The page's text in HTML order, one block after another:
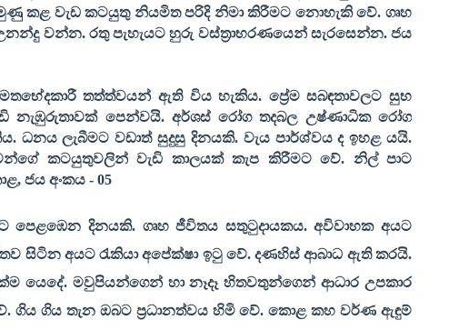
කළ වැඩ කටයුතු නියමිත පරිදි නිමා කිරීමට නොහැකි වේ. ගෘහ
වන්න. රතු පැහැයට හුරු වස්ත්‍රාභරණයෙන් සැරසෙන්න. ජය
තත්ත්වයන් ඇති විය හැකිය. ප්‍රේම සබඳතාවලට සුභ
පෙන්වයි. අර්ශස් රෝග තදබල උෂ්ණාධික රෝග
ධනය ලැබීමට වඩාත් සුදුසු දිනයකි. වැය පාර්ශ්වය ද ඉහළ යයි.
කටයුතුවලින් වැඩි කාලයක් කැප කිරීමට වේ. නිල් පාට
, ජය අංකය - 05
දිනයකි. ගෘහ ජීවිතය සතුටුදායකය. අවිවාහක අයට
සිටින අයට රැකියා අපේක්ෂා ඉටු වේ. දණහිස් ආබාධ ඇති කරයි.
යෙදේ. මවුපියන්ගෙන් හා නෑදෑ හිතවතුන්ගෙන් ආධාර උපකාර
ගිය ගිය තැන ඔබට ප්‍රධානත්වය හිමි වේ. කොළ කහ වර්ණ ඇඳුම්